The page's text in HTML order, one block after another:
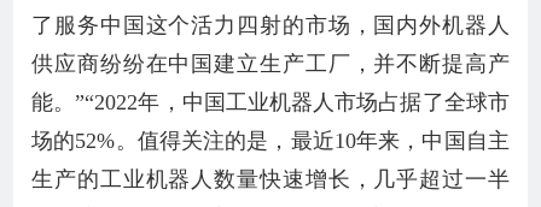
了服务中国这个活力四射的市场，国内外机器人
供应商纷纷在中国建立生产工厂，并不断提高产
能。”“2022年，中国工业机器人市场占据了全球市
场的52%。值得关注的是，最近10年来，中国自主
生产的工业机器人数量快速增长，几乎超过一半